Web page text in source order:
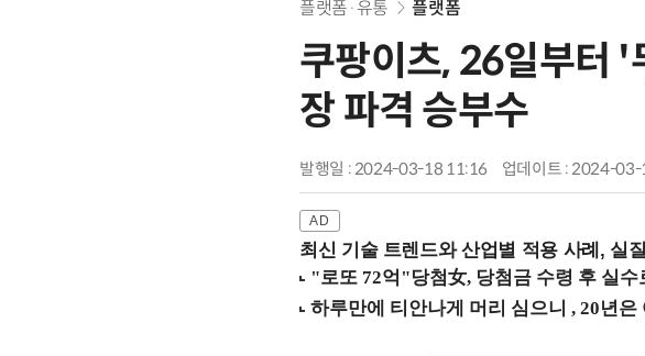
플랫폼·유통 플랫폼
쿠팡이츠, 26일부터
장 파격 승부수
발행일 : 2024-03-18 11:16 업데이트 : 2024-
최신 기술 트렌드와 산업별 적용 사례, 실